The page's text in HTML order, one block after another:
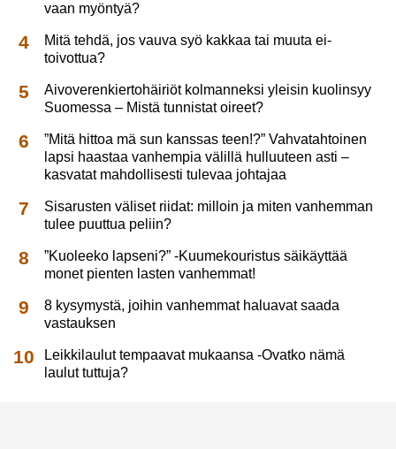
vaan myöntyä?
Mitä tehdä, jos vauva syö kakkaa tai muuta ei-
toivottua?
Aivoverenkiertohäiriöt kolmanneksi yleisin kuolinsyy
Suomessa – Mistä tunnistat oireet?
”Mitä hittoa mä sun kanssas teen!?” Vahvatahtoinen
lapsi haastaa vanhempia välillä hulluuteen asti –
kasvatat mahdollisesti tulevaa johtajaa
Sisarusten väliset riidat: milloin ja miten vanhemman
tulee puuttua peliin?
”Kuoleeko lapseni?” -Kuumekouristus säikäyttää
monet pienten lasten vanhemmat!
8 kysymystä, joihin vanhemmat haluavat saada
vastauksen
Leikkilaulut tempaavat mukaansa -Ovatko nämä
laulut tuttuja?